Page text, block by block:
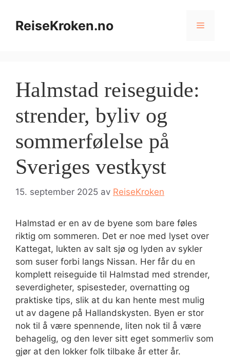
innholdReiseKroken.no Meny
Halmstad reiseguide:
strender, byliv og
sommerfølelse på
Sveriges vestkyst
15. september 2025 av ReiseKroken
Halmstad er en av de byene som bare føles
riktig om sommeren. Det er noe med lyset over
Kattegat, lukten av salt sjø og lyden av sykler
som suser forbi langs Nissan. Her får du en
komplett reiseguide til Halmstad med strender,
severdigheter, spisesteder, overnatting og
praktiske tips, slik at du kan hente mest mulig
ut av dagene på Hallandskysten. Byen er stor
nok til å være spennende, liten nok til å være
behagelig, og den lever sitt eget sommerliv som
gjør at den lokker folk tilbake år etter år.